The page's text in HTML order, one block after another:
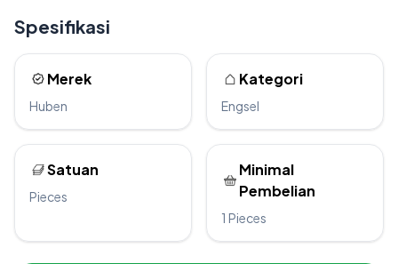
Spesifikasi
Merek
Huben
Kategori
Engsel
Satuan
Pieces
Minimal
Pembelian
1 Pieces